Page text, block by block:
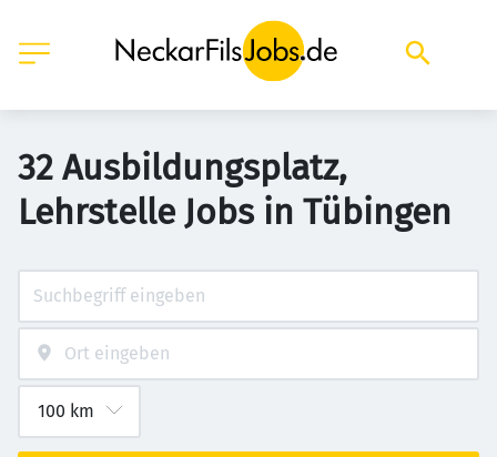
32 Ausbildungsplatz,
Lehrstelle Jobs in Tübingen